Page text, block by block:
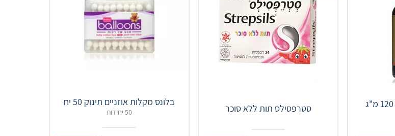
סטרפסילס תות ללא סוכר
בלונס מקלות אוזניים תינוק 50 יח
50 יחידות